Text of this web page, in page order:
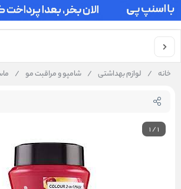
خانه / لوازم بهداشتی / شامپو و مراقبت مو /
1/1